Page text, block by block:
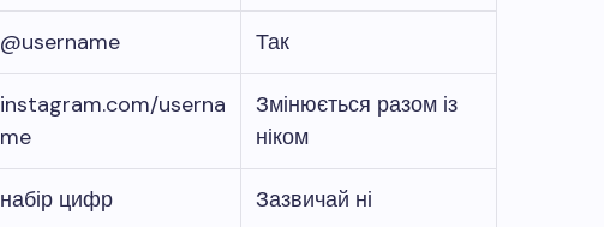
@username Так
instagram.com/userna
me
Змінюється разом із
ніком
набір цифр Зазвичай ні